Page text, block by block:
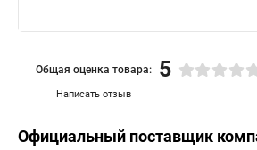
Написать отзыв
Общая оценка товара: 5
Официальный поставщик